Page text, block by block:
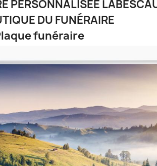
PERSONNALISÉE
DU FUNÉRAIRE
funéraire